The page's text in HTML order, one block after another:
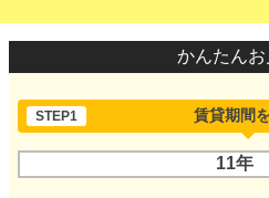
かんたんお
STEP1 賃貸期間
11年